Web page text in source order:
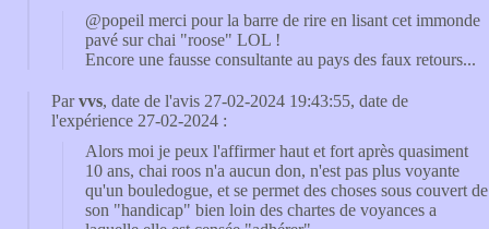
@popeil merci pour la barre de rire en lisant cet immonde
pavé sur chai "roose" LOL !
Encore une fausse consultante au pays des faux retours...
Parvvs, date de l'avis 27-02-2024 19:43:55, date de
l'expérience 27-02-2024 :
Alors moi je peux l'affirmer haut et fort après quasiment
10 ans, chai roos n'a aucun don, n'est pas plus voyante
qu'un bouledogue, et se permet des choses sous couvert de
son "handicap" bien loin des chartes de voyances a